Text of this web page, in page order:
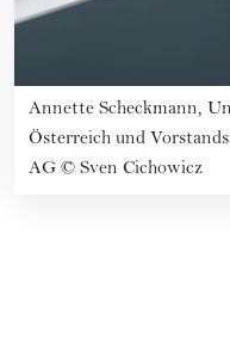
Annette Scheckmann,
Österreich und
AG © Sven Cichowicz